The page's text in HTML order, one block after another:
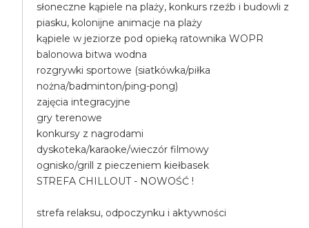
słoneczne kąpiele na plaży, konkurs rzeźb i budowli z
piasku, kolonijne animacje na plaży
kąpiele w jeziorze pod opieką ratownika WOPR
balonowa bitwa wodna
rozgrywki sportowe (siatkówka/piłka
nożna/badminton/ping-pong)
zajęcia integracyjne
gry terenowe
konkursy z nagrodami
dyskoteka/karaoke/wieczór filmowy
ognisko/grill z pieczeniem kiełbasek
STREFA CHILLOUT - NOWOŚĆ !
strefa relaksu, odpoczynku i aktywności